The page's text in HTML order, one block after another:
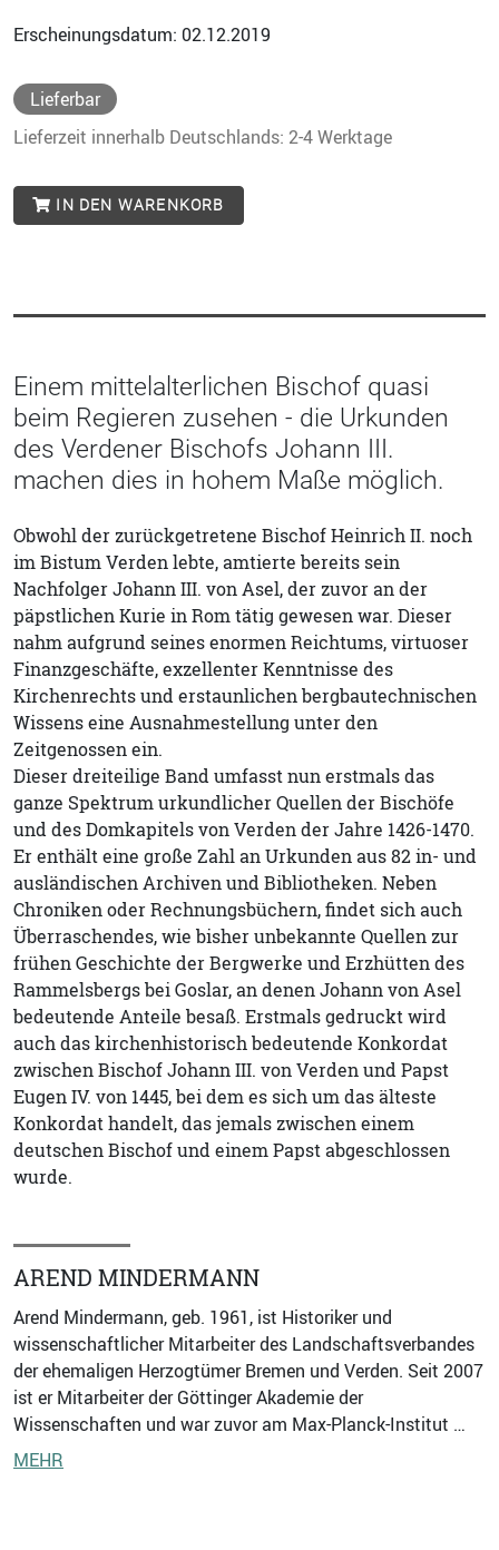
Erscheinungsdatum: 02.12.2019
Lieferbar
Lieferzeit innerhalb Deutschlands: 2-4 Werktage
IN DEN WARENKORB
Einem mittelalterlichen Bischof quasi
beim Regieren zusehen - die Urkunden
des Verdener Bischofs Johann III.
machen dies in hohem Maße möglich.
Obwohl der zurückgetretene Bischof Heinrich II. noch
im Bistum Verden lebte, amtierte bereits sein
Nachfolger Johann III. von Asel, der zuvor an der
päpstlichen Kurie in Rom tätig gewesen war. Dieser
nahm aufgrund seines enormen Reichtums, virtuoser
Finanzgeschäfte, exzellenter Kenntnisse des
Kirchenrechts und erstaunlichen bergbautechnischen
Wissens eine Ausnahmestellung unter den
Zeitgenossen ein.
Dieser dreiteilige Band umfasst nun erstmals das
ganze Spektrum urkundlicher Quellen der Bischöfe
und des Domkapitels von Verden der Jahre 1426-1470.
Er enthält eine große Zahl an Urkunden aus 82 in- und
ausländischen Archiven und Bibliotheken. Neben
Chroniken oder Rechnungsbüchern, findet sich auch
Überraschendes, wie bisher unbekannte Quellen zur
frühen Geschichte der Bergwerke und Erzhütten des
Rammelsbergs bei Goslar, an denen Johann von Asel
bedeutende Anteile besaß. Erstmals gedruckt wird
auch das kirchenhistorisch bedeutende Konkordat
zwischen Bischof Johann III. von Verden und Papst
Eugen IV. von 1445, bei dem es sich um das älteste
Konkordat handelt, das jemals zwischen einem
deutschen Bischof und einem Papst abgeschlossen
wurde.
AREND MINDERMANN
Arend Mindermann, geb. 1961, ist Historiker und
wissenschaftlicher Mitarbeiter des Landschaftsverbandes
der ehemaligen Herzogtümer Bremen und Verden. Seit 2007
ist er Mitarbeiter der Göttinger Akademie der
Wissenschaften und war zuvor am Max-Planck-Institut …
MEHR